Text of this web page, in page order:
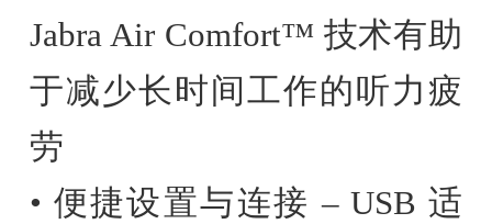
Jabra Air Comfort™ 技术有助
于减少长时间工作的听力疲
劳
• 便捷设置与连接 – USB 适